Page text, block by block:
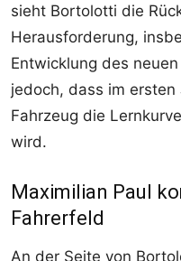
sieht Bortolotti die
Herausforderung,
Entwicklung des
jedoch, dass im
Fahrzeug die
wird.
Maximilian Paul
Fahrerfeld
An der Seite von